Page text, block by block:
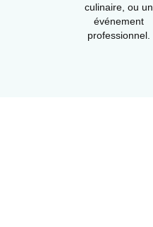
culinaire, ou un
événement
professionnel.